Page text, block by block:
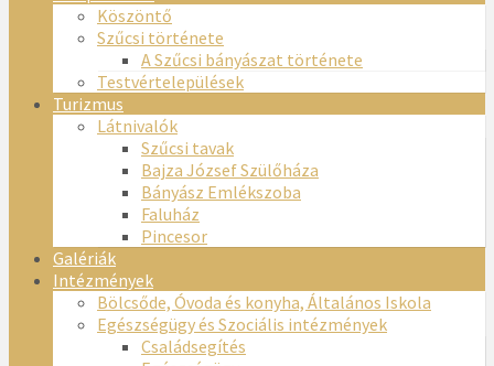
Köszöntő
Szűcsi története
A Szűcsi bányászat története
Testvértelepülések
Turizmus
Látnivalók
Szűcsi tavak
Bajza József Szülőháza
Bányász Emlékszoba
Faluház
Pincesor
Galériák
Intézmények
Bölcsőde, Óvoda és konyha, Általános Iskola
Egészségügy és Szociális intézmények
Családsegítés